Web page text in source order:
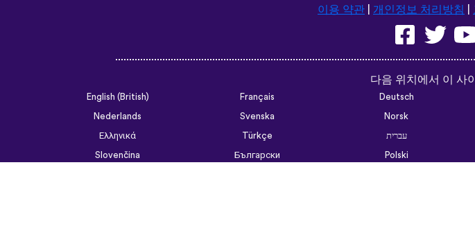
이용 약관
개인정보 처리방침
다음 위치에서 이 사
English (British) Français Deutsch
Nederlands
Svenska Norsk
Ελληνικά
Türkçe עברית
Slovenčina
Български Polski